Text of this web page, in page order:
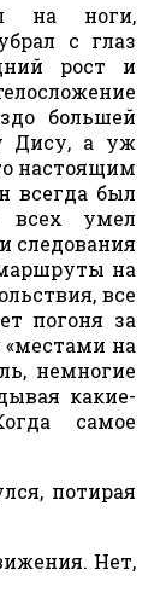
на ноги,
с глаз
рост и
большей
Дису, а уж
настоящим
всегда был
всех умел
следования
на
все
погоня за
на
немногие
какие-
самое
потирая
Нет,